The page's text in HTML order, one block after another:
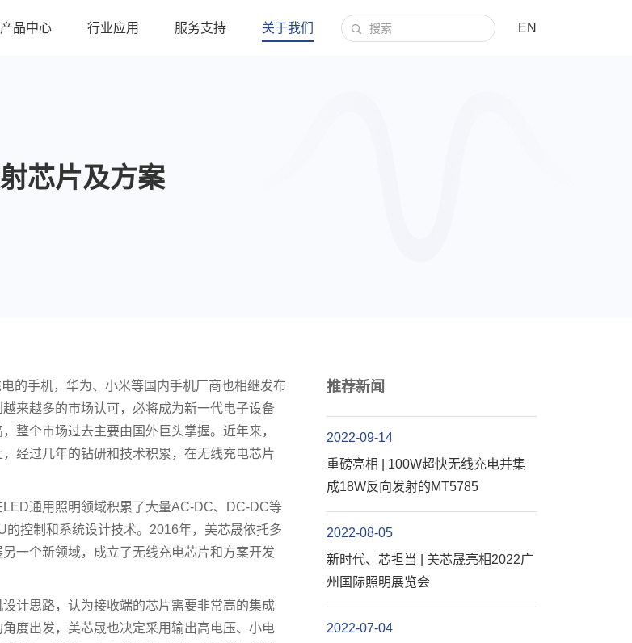
产品中心 行业应用 服务支持 关于我们 EN
芯片及方案
的手机，华为、小米等国内手机厂商也相继发布
来越多的市场认可，必将成为新一代电子设备
整个市场过去主要由国外巨头掌握。近年来，
经过几年的钻研和技术积累，在无线充电芯片
通用照明领域积累了大量AC-DC、DC-DC等
控制和系统设计技术。2016年，美芯晟依托多
一个新领域，成立了无线充电芯片和方案开发
计思路，认为接收端的芯片需要非常高的集成
度出发，美芯晟也决定采用输出高电压、小电
推荐新闻
2022-09-14
重磅亮相 | 100W超快无线充电并集
成18W反向发射的MT5785
2022-08-05
新时代、芯担当 | 美芯晟亮相2022广
州国际照明展览会
2022-07-04